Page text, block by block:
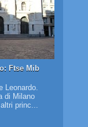
Ftse Mib
Leonardo.
di Milano
princ...